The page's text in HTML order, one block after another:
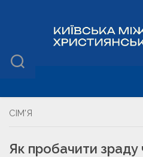
СІМ'Я
Як пробачити зраду